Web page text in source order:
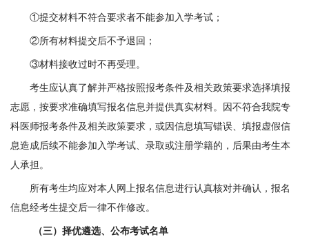
①提交材料不符合要求者不能参加入学考试；
②所有材料提交后不予退回；
③材料接收过时不再受理。
考生应认真了解并严格按照报考条件及相关政策要求选择填报
志愿，按要求准确填写报名信息并提供真实材料。因不符合我院专
科医师报考条件及相关政策要求，或因信息填写错误、填报虚假信
息造成后续不能参加入学考试、录取或注册学籍的，后果由考生本
人承担。
所有考生均应对本人网上报名信息进行认真核对并确认，报名
信息经考生提交后一律不作修改。
（三）择优遴选、公布考试名单